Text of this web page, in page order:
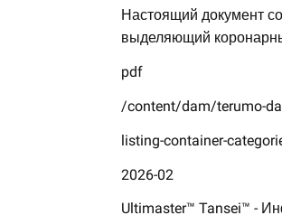
Настоящий документ
выделяющий
pdf
/content/dam/terumo-
listing-container-
2026-02
Ultimaster™ Tansei™ -